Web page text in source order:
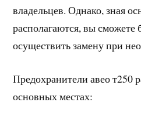
владельцев. Однако, зная
располагаются, вы сможете
осуществить замену при
Предохранители авео т250
основных местах: